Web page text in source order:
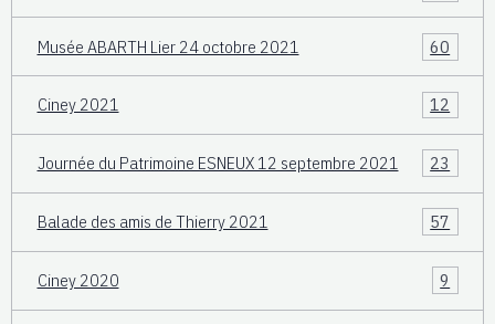
Musée ABARTH Lier 24 octobre 2021 60
Ciney 2021 12
Journée du Patrimoine ESNEUX 12 septembre 2021 23
Balade des amis de Thierry 2021 57
Ciney 2020 9